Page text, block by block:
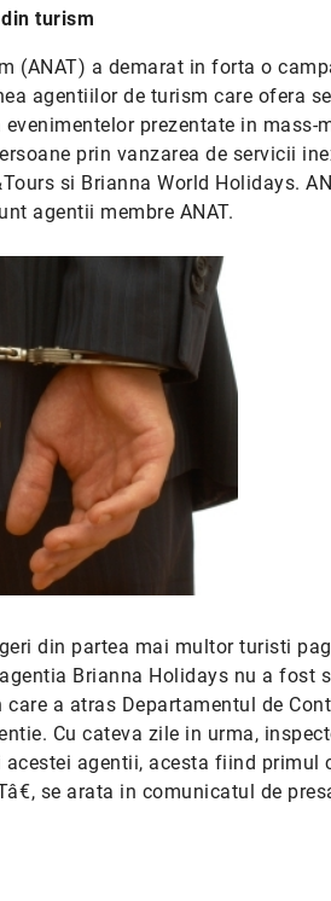
turism
(ANAT) a demarat in forta o
agentiilor de turism care ofera
prezentate in
prin vanzarea de servicii
si Brianna World Holidays.
agentii membre ANAT.
din partea mai multor turisti
Brianna Holidays nu a fost
a atras Departamentul de
Cu cateva zile in urma,
agentii, acesta fiind
se arata in comunicatul de